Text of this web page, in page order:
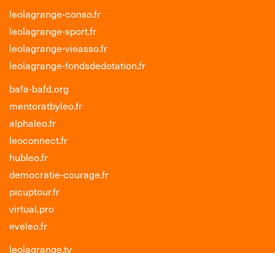
leolagrange-conso.fr
leolagrange-sport.fr
leolagrange-vieasso.fr
leolagrange-fondsdedotation.fr
bafa-bafd.org
mentoratbyleo.fr
alphaleo.fr
leoconnect.fr
hubleo.fr
democratie-courage.fr
picuptour.fr
virtual.pro
eveleo.fr
leolagrange.tv